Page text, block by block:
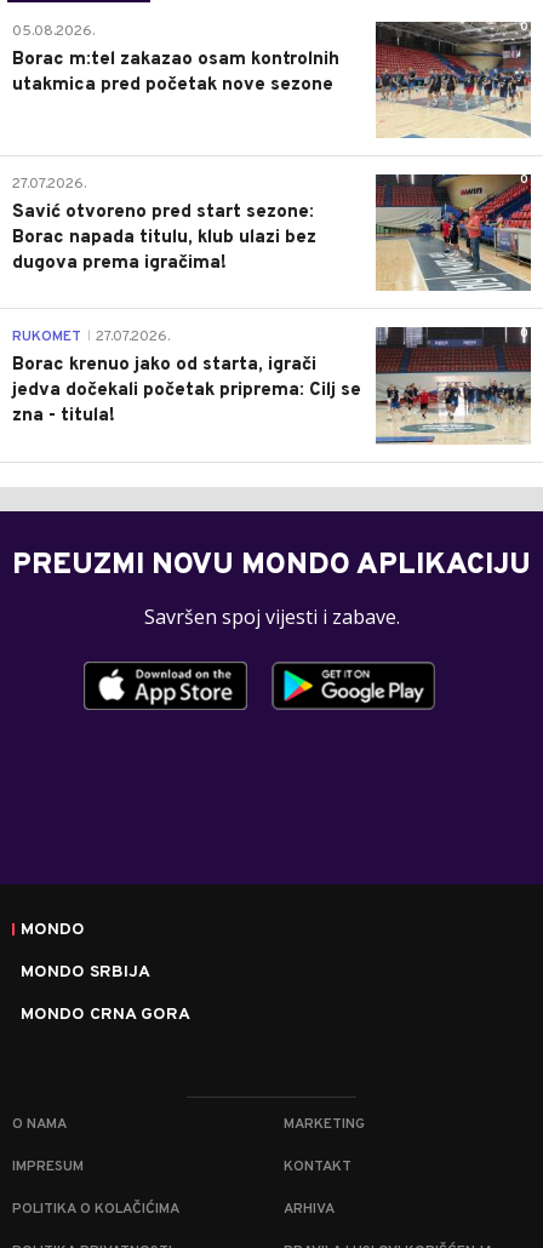
0
05.08.2026.
Borac m:tel zakazao osam kontrolnih
utakmica pred početak nove sezone
0
27.07.2026.
Savić otvoreno pred start sezone:
Borac napada titulu, klub ulazi bez
dugova prema igračima!
0
RUKOMET 27.07.2026.
Borac krenuo jako od starta, igrači
jedva dočekali početak priprema: Cilj se
zna - titula!
PREUZMI NOVU MONDO APLIKACIJU
Savršen spoj vijesti i zabave.
MONDO
MONDO SRBIJA
MONDO CRNA GORA
O NAMA MARKETING
IMPRESUM KONTAKT
POLITIKA O KOLAČIĆIMA ARHIVA